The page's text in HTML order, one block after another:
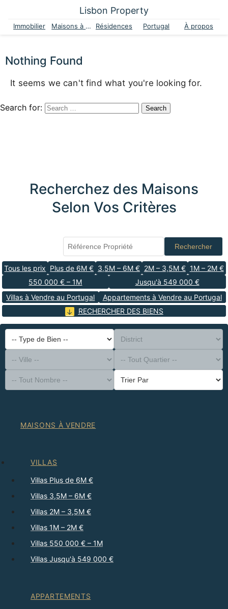
Lisbon Property
Immobilier Maisons à vendre Résidences Portugal À propos
Nothing Found
It seems we can't find what you're looking for.
Search for:
Recherchez des Maisons
Selon Vos Critères
Rechercher
Tous les prix Plus de 6M € 3,5M – 6M € 2M – 3,5M € 1M – 2M €
550 000 € – 1M
Jusqu'à 549 000 €
Villas à Vendre au Portugal
Appartements à Vendre au Portugal
RECHERCHER DES BIENS
-- Type de Bien --
District
-- Ville --
-- Tout Quartier --
-- Tout Nombre --
Trier Par
MAISONS À VENDRE
VILLAS
Villas Plus de 6M €
Villas 3,5M – 6M €
Villas 2M – 3,5M €
Villas 1M – 2M €
Villas 550 000 € – 1M
Villas Jusqu'à 549 000 €
APPARTEMENTS